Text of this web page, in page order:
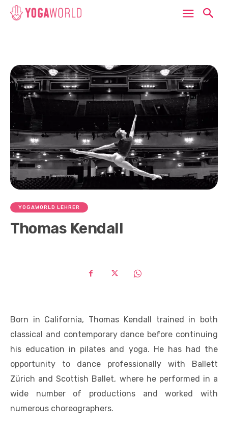
YOGAWORLD LEHRER
Thomas Kendall
Born in California, Thomas Kendall
trained in both
classical and contemporary dance before continuing
his education in pilates and yoga. He has had the
opportunity to dance professionally with Ballett
Zürich and Scottish Ballet, where he performed in a
wide number of productions and worked with
numerous choreographers.